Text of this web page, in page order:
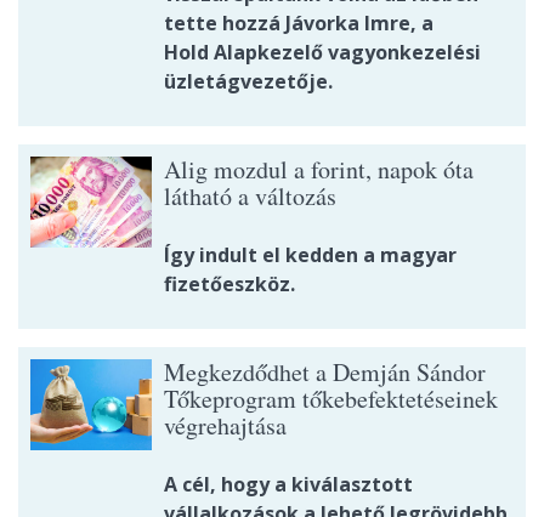
tette hozzá Jávorka Imre, a
Hold Alapkezelő vagyonkezelési
üzletágvezetője.
Alig mozdul a forint, napok óta
látható a változás
Így indult el kedden a magyar
fizetőeszköz.
Megkezdődhet a Demján Sándor
Tőkeprogram tőkebefektetéseinek
végrehajtása
A cél, hogy a kiválasztott